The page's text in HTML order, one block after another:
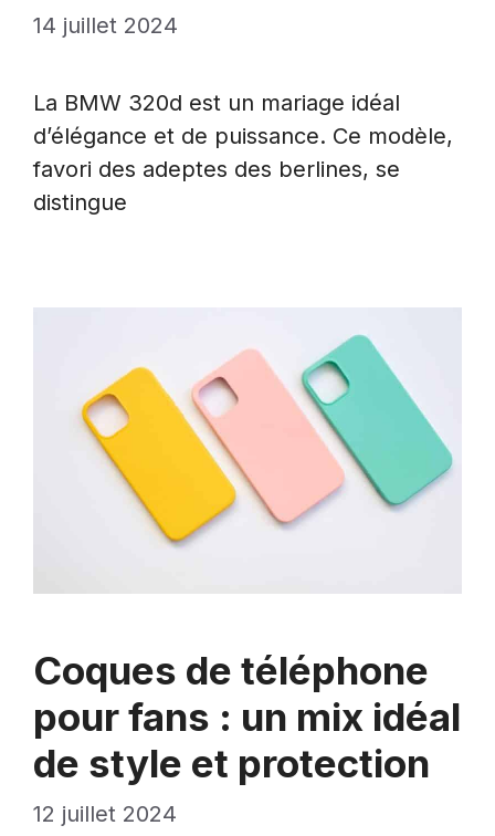
14 juillet 2024
La BMW 320d est un mariage idéal
d’élégance et de puissance. Ce modèle,
favori des adeptes des berlines, se
distingue
Coques de téléphone
pour fans : un mix idéal
de style et protection
12 juillet 2024